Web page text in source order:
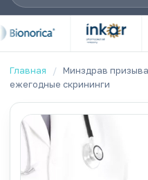
Главная / Минздрав
ежегодные скрининги